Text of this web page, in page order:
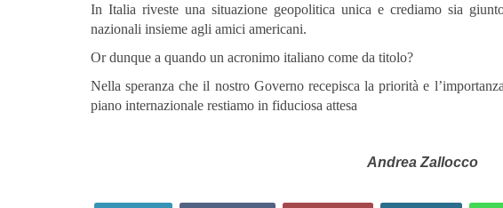
In Italia riveste una situazione geopolitica unica e crediamo sia
nazionali insieme agli amici americani.
Or dunque a quando un acronimo italiano come da titolo?
Nella speranza che il nostro Governo recepisca la priorità e
piano internazionale restiamo in fiduciosa attesa
Andrea Zallocco